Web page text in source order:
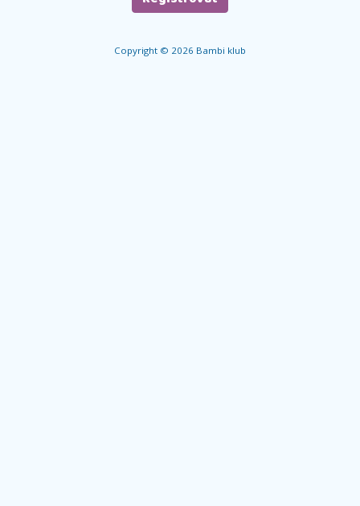
Copyright © 2026 Bambi klub